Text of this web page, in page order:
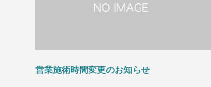
営業施術時間変更のお知らせ